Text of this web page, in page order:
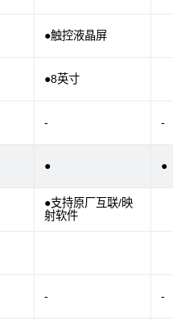
●触控液晶屏
●8英寸
- -
● ●
●支持原厂互联/映
射软件
- -